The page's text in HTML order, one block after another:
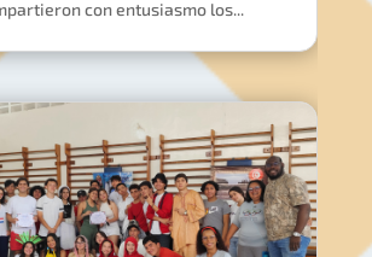
con entusiasmo los...